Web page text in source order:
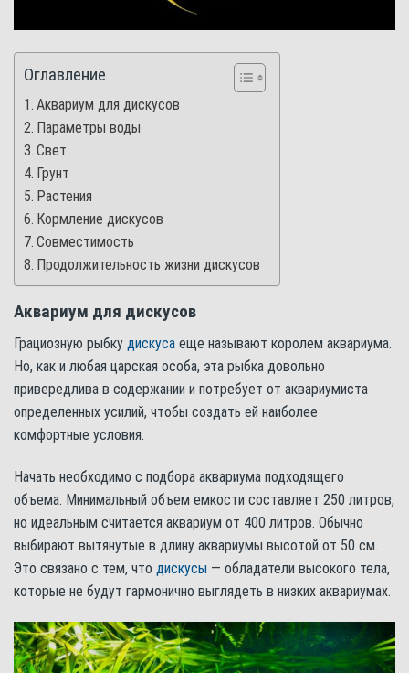
Оглавление
Аквариум для дискусов
Параметры воды
Свет
Грунт
Растения
Кормление дискусов
Совместимость
Продолжительность жизни дискусов
Аквариум для дискусов
Грациозную рыбку дискуса еще называют королем аквариума.
Но, как и любая царская особа, эта рыбка довольно
привередлива в содержании и потребует от аквариумиста
определенных усилий, чтобы создать ей наиболее
комфортные условия.
Начать необходимо с подбора аквариума подходящего
объема. Минимальный объем емкости составляет 250 литров,
но идеальным считается аквариум от 400 литров. Обычно
выбирают вытянутые в длину аквариумы высотой от 50 см.
Это связано с тем, что дискусы — обладатели высокого тела,
которые не будут гармонично выглядеть в низких аквариумах.